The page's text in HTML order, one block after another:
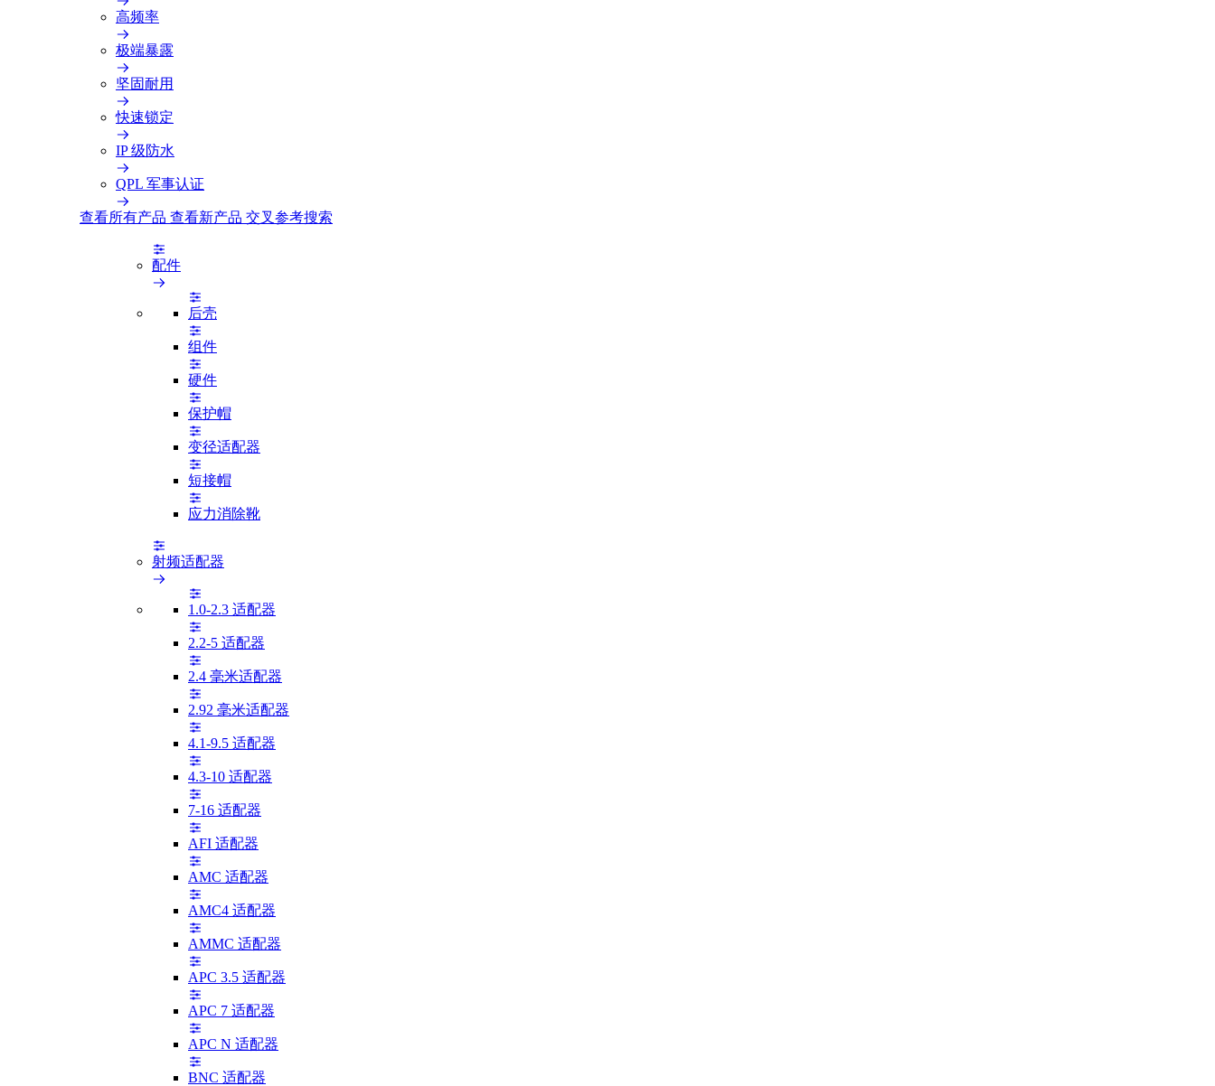
高频率
极端暴露
坚固耐用
快速锁定
IP 级防水
QPL 军事认证
查看所有产品 查看新产品 交叉参考搜索
配件
后壳
组件
硬件
保护帽
变径适配器
短接帽
应力消除靴
射频适配器
1.0-2.3 适配器
2.2-5 适配器
2.4 毫米适配器
2.92 毫米适配器
4.1-9.5 适配器
4.3-10 适配器
7-16 适配器
AFI 适配器
AMC 适配器
AMC4 适配器
AMMC 适配器
APC 3.5 适配器
APC 7 适配器
APC N 适配器
BNC 适配器